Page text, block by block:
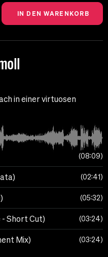
in einer virtuosen
08:09
02:41
05:32
- Short Cut) 03:24
Mix) 03:24